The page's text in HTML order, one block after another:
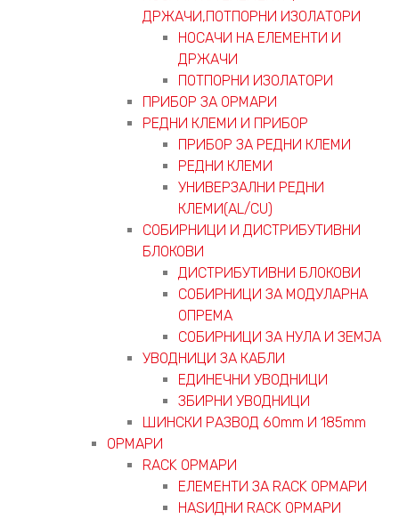
ДРЖАЧИ,ПОТПОРНИ ИЗОЛАТОРИ
НОСАЧИ НА ЕЛЕМЕНТИ И
ДРЖАЧИ
ПОТПОРНИ ИЗОЛАТОРИ
ПРИБОР ЗА ОРМАРИ
РЕДНИ КЛЕМИ И ПРИБОР
ПРИБОР ЗА РЕДНИ КЛЕМИ
РЕДНИ КЛЕМИ
УНИВЕРЗАЛНИ РЕДНИ
КЛЕМИ(AL/CU)
СОБИРНИЦИ И ДИСТРИБУТИВНИ
БЛОКОВИ
ДИСТРИБУТИВНИ БЛОКОВИ
СОБИРНИЦИ ЗА МОДУЛАРНА
ОПРЕМА
СОБИРНИЦИ ЗА НУЛА И ЗЕМЈА
УВОДНИЦИ ЗА КАБЛИ
ЕДИНЕЧНИ УВОДНИЦИ
ЗБИРНИ УВОДНИЦИ
ШИНСКИ РАЗВОД 60mm И 185mm
ОРМАРИ
RACK ОРМАРИ
ЕЛЕМЕНТИ ЗА RACK ОРМАРИ
НАЅИДНИ RACK ОРМАРИ